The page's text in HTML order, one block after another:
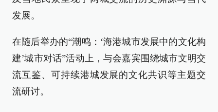
发展。
在随后举办的“潮鸣：‘海港城市发展中的文化构
建’城市对话”活动上，与会嘉宾围绕城市文明交
流互鉴、可持续港城发展的文化共识等主题交
流研讨。